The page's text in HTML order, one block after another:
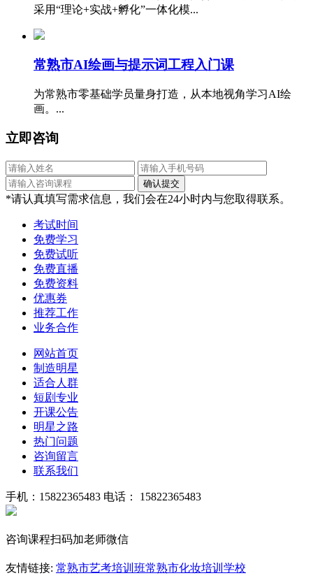
采用“理论+实战+孵化”一体化模...
​常熟市AI绘画与提示词工程入门课
为常熟市零基础学员量身打造，从本地视角学习AI绘
画。...
立即咨询
*请认真填写需求信息，我们会在24小时内与您取得联系。
考试时间
免费学习
免费试听
免费直播
免费资料
优惠券
推荐工作
业务合作
网站首页
制造明星
适合人群
短剧专业
开课公告
明星之路
热门问题
咨询留言
联系我们
手机：15822365483 电话： 15822365483
咨询课程扫码加老师微信
友情链接: 常熟市艺考培训班常熟市化妆培训学校